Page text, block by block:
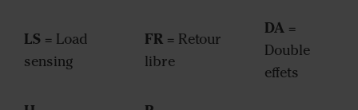
LS = Load
sensing
FR = Retour
libre
DA =
Double
effets